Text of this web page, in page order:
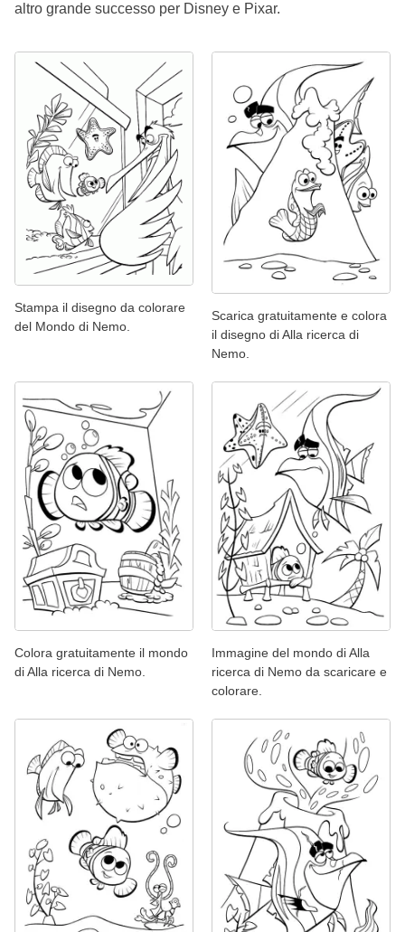
altro grande successo per Disney e Pixar.
Stampa il disegno da colorare
del Mondo di Nemo.
Scarica gratuitamente e colora
il disegno di Alla ricerca di
Nemo.
Colora gratuitamente il mondo
di Alla ricerca di Nemo.
Immagine del mondo di Alla
ricerca di Nemo da scaricare e
colorare.